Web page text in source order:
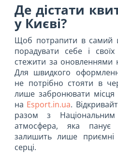
Де дістати
у Києві?
Щоб потрапити в самий
порадувати себе і
стежити за оновленнями
Для швидкого
не потрібно стояти в
лише забронювати
на Esport.in.ua.
разом з
атмосфера, яка
залишить лише
серці.